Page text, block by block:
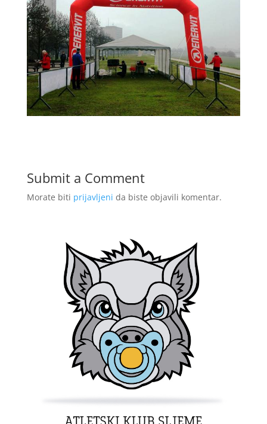
Submit a Comment
Morate biti prijavljeni da biste objavili komentar.